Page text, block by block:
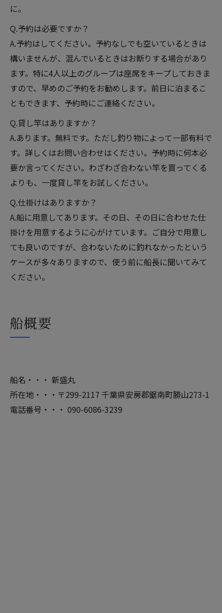
に。
Q.予約は必要ですか？
A.予約はしてください。予約なしでも空いているときは
構いませんが、混んでいるときはお断りする場合があり
ます。特に4人以上のグループは座席をキープしておきま
すので、早めのご予約をお勧めします。前日に泊まるこ
ともできます、予約時にご連絡ください。
Q.貸し竿はありますか？
A.あります。無料です。ただし釣り物によって一部有料で
す。詳しくはお問い合わせはください。予約時に何本必
要か言ってください。わざわざ合わない竿を買ってくる
よりも、一度貸し竿をお試しください。
Q.仕掛けはありますか？
A.船に用意してあります。その日、その日に合わせた仕
掛けを用意するように心がけています。ご自分で用意し
ても良いのですが、合わないために釣れなかったという
ケースが多々ありますので、使う前に船長に聞いてみて
ください。
船概要
船名・・・ 新盛丸
所在地・・・〒299-2117 千葉県安房郡鋸南町勝山273-1
電話番号・・・ 090-6086-3239